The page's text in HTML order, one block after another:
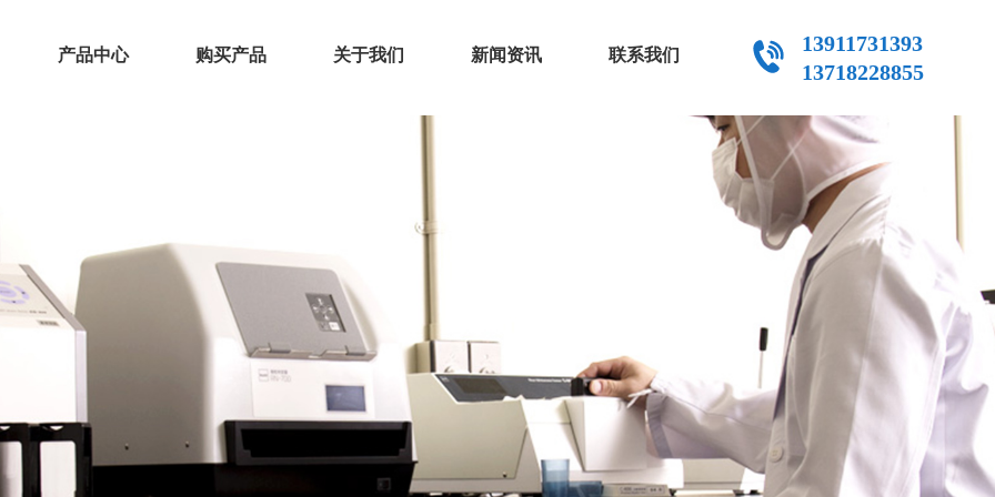
产品中心 购买产品 关于我们 新闻资讯 联系我们
13911731393
13718228855